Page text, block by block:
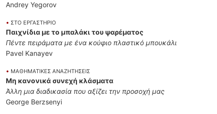
Andrey Yegorov
• ΣΤΟ ΕΡΓΑΣΤΗΡΙΟ
Παιχνίδια με το μπαλάκι του ψαρέματος
Πέντε πειράματα με ένα κούφιο πλαστικό μπουκάλι
Pavel Kanayev
• ΜΑΘΗΜΑΤΙΚΕΣ ΑΝΑΖΗΤΗΣΕΙΣ
Μη κανονικά συνεχή κλάσματα
Άλλη μια διαδικασία που αξίζει την προσοχή μας
George Berzsenyi